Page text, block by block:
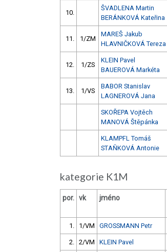
10.
ŠVADLENA Martin
BERÁNKOVÁ Kateřina
11. 1/ZM
MAREŠ Jakub
HLAVNIČKOVÁ Tereza
12. 1/ZS
KLEIN Pavel
BAUEROVÁ Markéta
13. 1/VS
BABOR Stanislav
LAGNEROVÁ Jana
SKOŘEPA Vojtěch
MANOVÁ Štěpánka
KLAMPFL Tomáš
STAŇKOVÁ Antonie
kategorie K1M
por. vk jméno
1. 1/VM GROSSMANN Petr
2. 2/VM KLEIN Pavel